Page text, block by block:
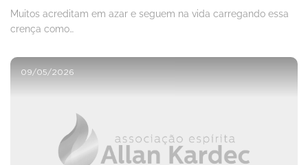
Muitos acreditam em azar e seguem na vida carregando essa
crença como…
09/05/2026